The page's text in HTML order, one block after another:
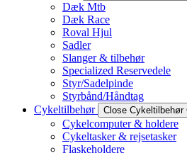
Dæk Mtb
Dæk Race
Roval Hjul
Sadler
Slanger & tilbehør
Specialized Reservedele
Styr/Sadelpinde
Styrbånd/Håndtag
Cykeltilbehør
Close Cykeltilbehør
Cykelcomputer & holdere
Cykeltasker & rejsetasker
Flaskeholdere